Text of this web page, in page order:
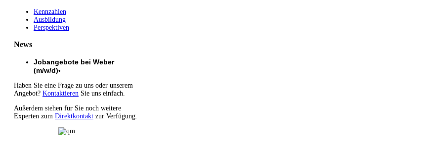
Kennzahlen
Ausbildung
Perspektiven
News
Jobangebote bei Weber
(m/w/d)•
Haben Sie eine Frage zu uns oder unserem
Angebot? Kontaktieren Sie uns einfach.
Außerdem stehen für Sie noch weitere
Experten zum Direktkontakt zur Verfügung.